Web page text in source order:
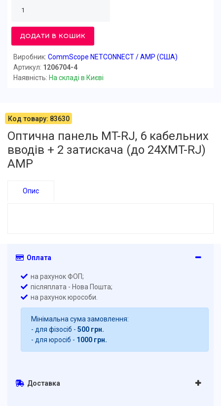
ДОДАТИ В КОШИК
Виробник: CommScope NETCONNECT / AMP (США)
Артикул: 1206704-4
Наявність: На складі в Києві
Код товару: 83630
Оптична панель MT-RJ, 6 кабельних
вводів + 2 затискача (до 24ХMT-RJ)
AMP
Опис
Оплата
на рахунок ФОП;
післяплата - Нова Пошта;
на рахунок юрособи.
Мінімальна сума замовлення:
- для фізосіб - 500 грн.
- для юросіб - 1000 грн.
Доставка